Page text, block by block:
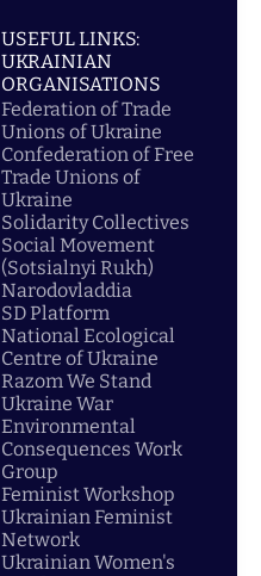
USEFUL LINKS:
UKRAINIAN
ORGANISATIONS
Federation of Trade
Unions of Ukraine
Confederation of Free
Trade Unions of
Ukraine
Solidarity Collectives
Social Movement
(Sotsialnyi Rukh)
Narodovladdia
SD Platform
National Ecological
Centre of Ukraine
Razom We Stand
Ukraine War
Environmental
Consequences Work
Group
Feminist Workshop
Ukrainian Feminist
Network
Ukrainian Women's